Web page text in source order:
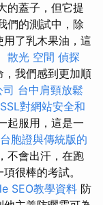
的蓋子，但它提
們的測試中，除
了乳木果油，這
散光 空間 偵探
我們感到更加順
司 台中肩頸放鬆
SSL對網站安全和
起服用，這是一
胞證與傳統版的
不會出汗，在跑
很棒的考試。
SEO教學資料 防